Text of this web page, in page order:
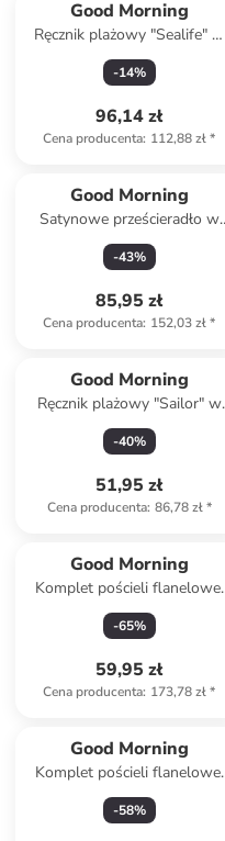
Good Morning
Ręcznik plażowy "Sealife" w
kolorze beżowo-niebieskim
-14%
96,14 zł
Cena producenta: 112,88 zł*
Good Morning
Satynowe prześcieradło w
kolorze szarym na gumce
-43%
85,95 zł
Cena producenta: 152,03 zł*
Good Morning
Ręcznik plażowy "Sailor" w
kolorze turkusowo-zielono-
czerwonym
-40%
51,95 zł
Cena producenta: 86,78 zł*
Good Morning
Komplet pościeli flanelowej
"Safe" w kolorze niebieskim
-65%
59,95 zł
Cena producenta: 173,78 zł*
Good Morning
Komplet pościeli flanelowej
"Wolfie" w kolorze szarym
-58%